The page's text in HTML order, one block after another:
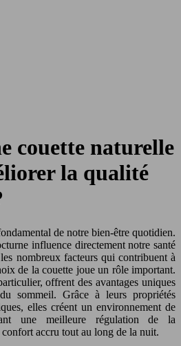
couette naturelle
la qualité
influence directement notre santé
nombreux facteurs qui contribuent à
de la couette joue un rôle important.
offrent des avantages uniques
sommeil. Grâce à leurs propriétés
elles créent un environnement de
une meilleure régulation de la
accru tout au long de la nuit.